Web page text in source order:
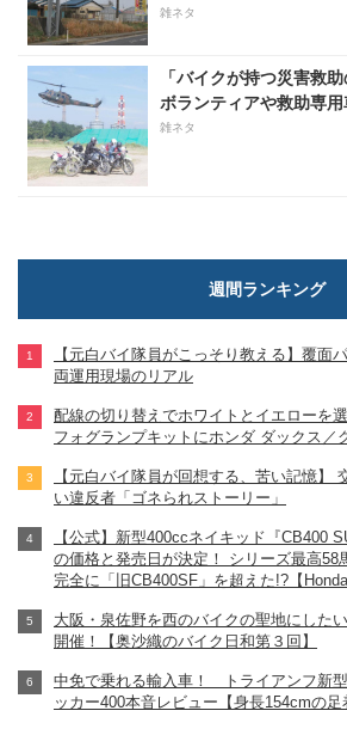
雑ネタ
「バイクが持つ災害救
ボランティアや救助専用
雑ネタ
週間ランキング
【元白バイ隊員がこっそり教える】覆面
両運用現場のリアル
配線の切り替えでホワイトとイエローを
フォグランプキットにホンダ ダックス／
【元白バイ隊員が回想する、苦い記憶】
い違反者「ゴネられストーリー」
【公式】新型400ccネイキッド『CB400
の価格と発売日が決定！ シリーズ最高58
完全に「旧CB400SF」を超えた!?【
大阪・泉佐野を西のバイクの聖地にした
開催！【奥沙織のバイク日和第３回】
中免で乗れる輸入車！ トライアンフ新
ッカー400本音レビュー【身長154cmの足